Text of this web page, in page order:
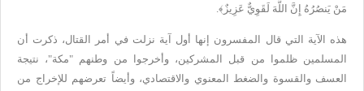
مَنْ يَنصُرُهُ إِنَّ اللَّهَ لَقَوِيٌّ عَزِيزٌ﴾
هذه
الآية التي قال المفسرون إنها أول آية نزلت في أمر القتال، ذكرت أن
المسلمين ظلموا من قبل المشركين، وأخرجوا من وطنهم "مكة"، نتيجة
العسف والقسوة والضغط المعنوي والاقتصادي، وأيضاً تعرضهم للإخراج من